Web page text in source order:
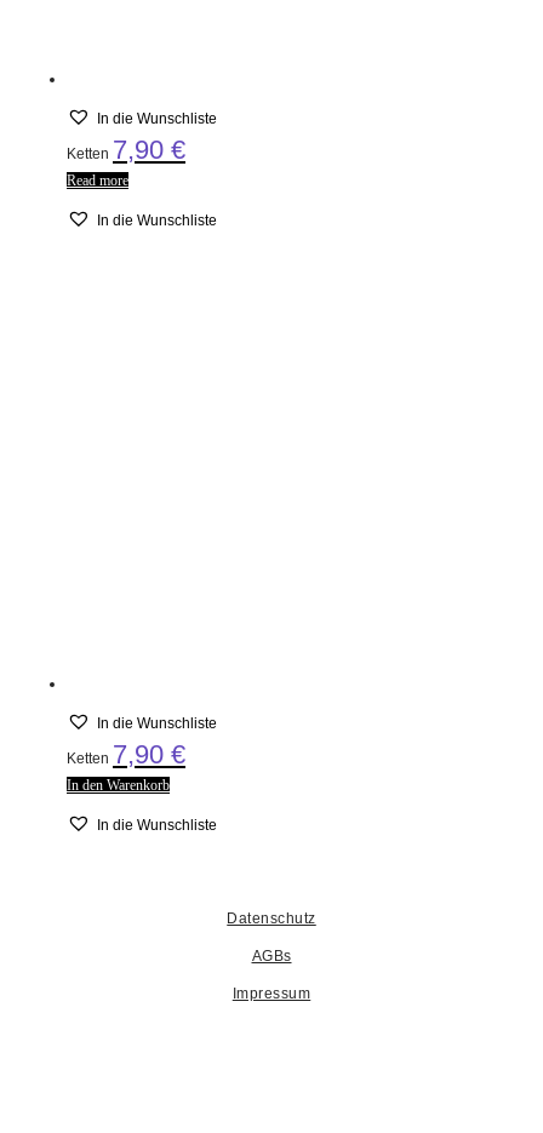
In die Wunschliste
Ketten 7,90 €
Read more
In die Wunschliste
In die Wunschliste
Ketten 7,90 €
In den Warenkorb
In die Wunschliste
Datenschutz
AGBs
Impressum